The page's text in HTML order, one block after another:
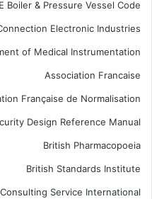
Boiler & Pressure Vessel Code
Electronic Industries
of Medical Instrumentation
Association Francaise
Française de Normalisation
Design Reference Manual
British Pharmacopoeia
British Standards Institute
Service International